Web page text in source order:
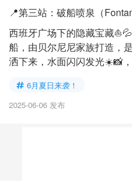
📍第三站：破船喷泉（
西班牙广场下的隐藏宝藏
船，由贝尔尼尼家族打造，
洒下来，水面闪闪发光☀️📸
6月夏日来袭！
2025-06-06 发布